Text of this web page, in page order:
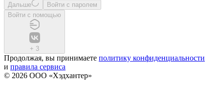
Дальше
Войти с паролем
Войти с помощью
+ 3
Продолжая, вы принимаете политику конфиденциальности
и правила сервиса
© 2026 ООО «Хэдхантер»